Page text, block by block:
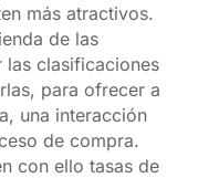
más atractivos.
de las
las clasificaciones
para ofrecer a
una interacción
de compra.
con ello tasas de